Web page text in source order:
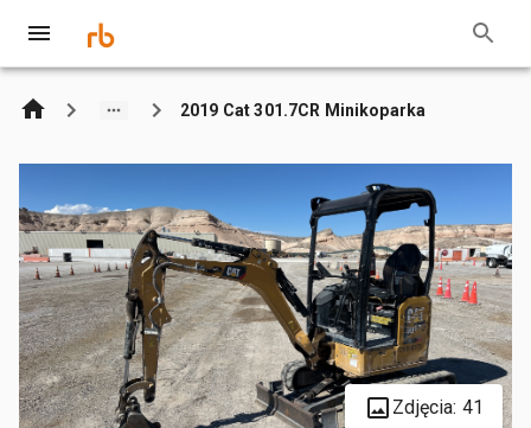
2019 Cat 301.7CR Minikoparka
Zdjęcia: 41